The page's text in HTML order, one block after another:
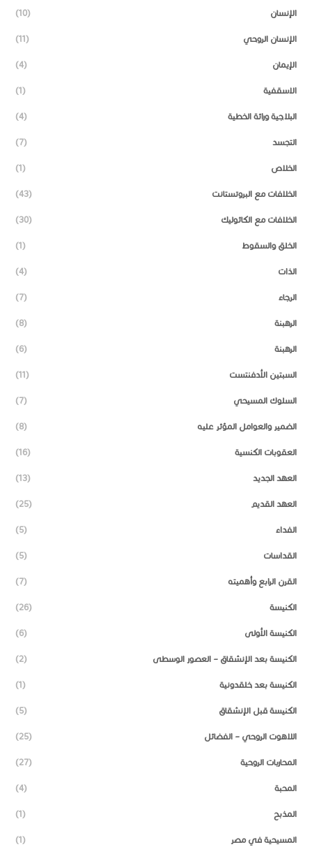
الإنسان (10)
الإنسان الروحي (11)
الإيمان (4)
الاسقفية (1)
البلاجية وراثة الخطية (4)
التجسد (7)
الخلاص (1)
الخلافات مع البروتستانت (43)
الخلافات مع الكاثوليك (30)
الخلق والسقوط (1)
الذات (4)
الرجاء (7)
الرهبنة (8)
الرهبنة (6)
السبتين الأدفنتست (11)
السلوك المسيحي (7)
الضمير والعوامل المؤثر عليه (8)
العقوبات الكنسية (16)
العهد الجديد (13)
العهد القديم (25)
الفداء (5)
القداسات (5)
القرن الرابع وأهميته (7)
الكنيسة (26)
الكنيسة الأولى (6)
الكنيسة بعد الإنشقاق – العصور الوسطى (2)
الكنيسة بعد خلقدونية (1)
الكنيسة قبل الإنشقاق (5)
اللاهوت الروحي – الفضائل (25)
المحاربات الروحية (27)
المحبة (4)
المذبح (1)
المسيحية في مصر (1)